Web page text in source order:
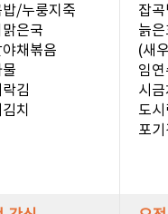
밥/누룽지죽
은국
야채볶음
김
치
잡
늙
(새
임
시
도시
포기